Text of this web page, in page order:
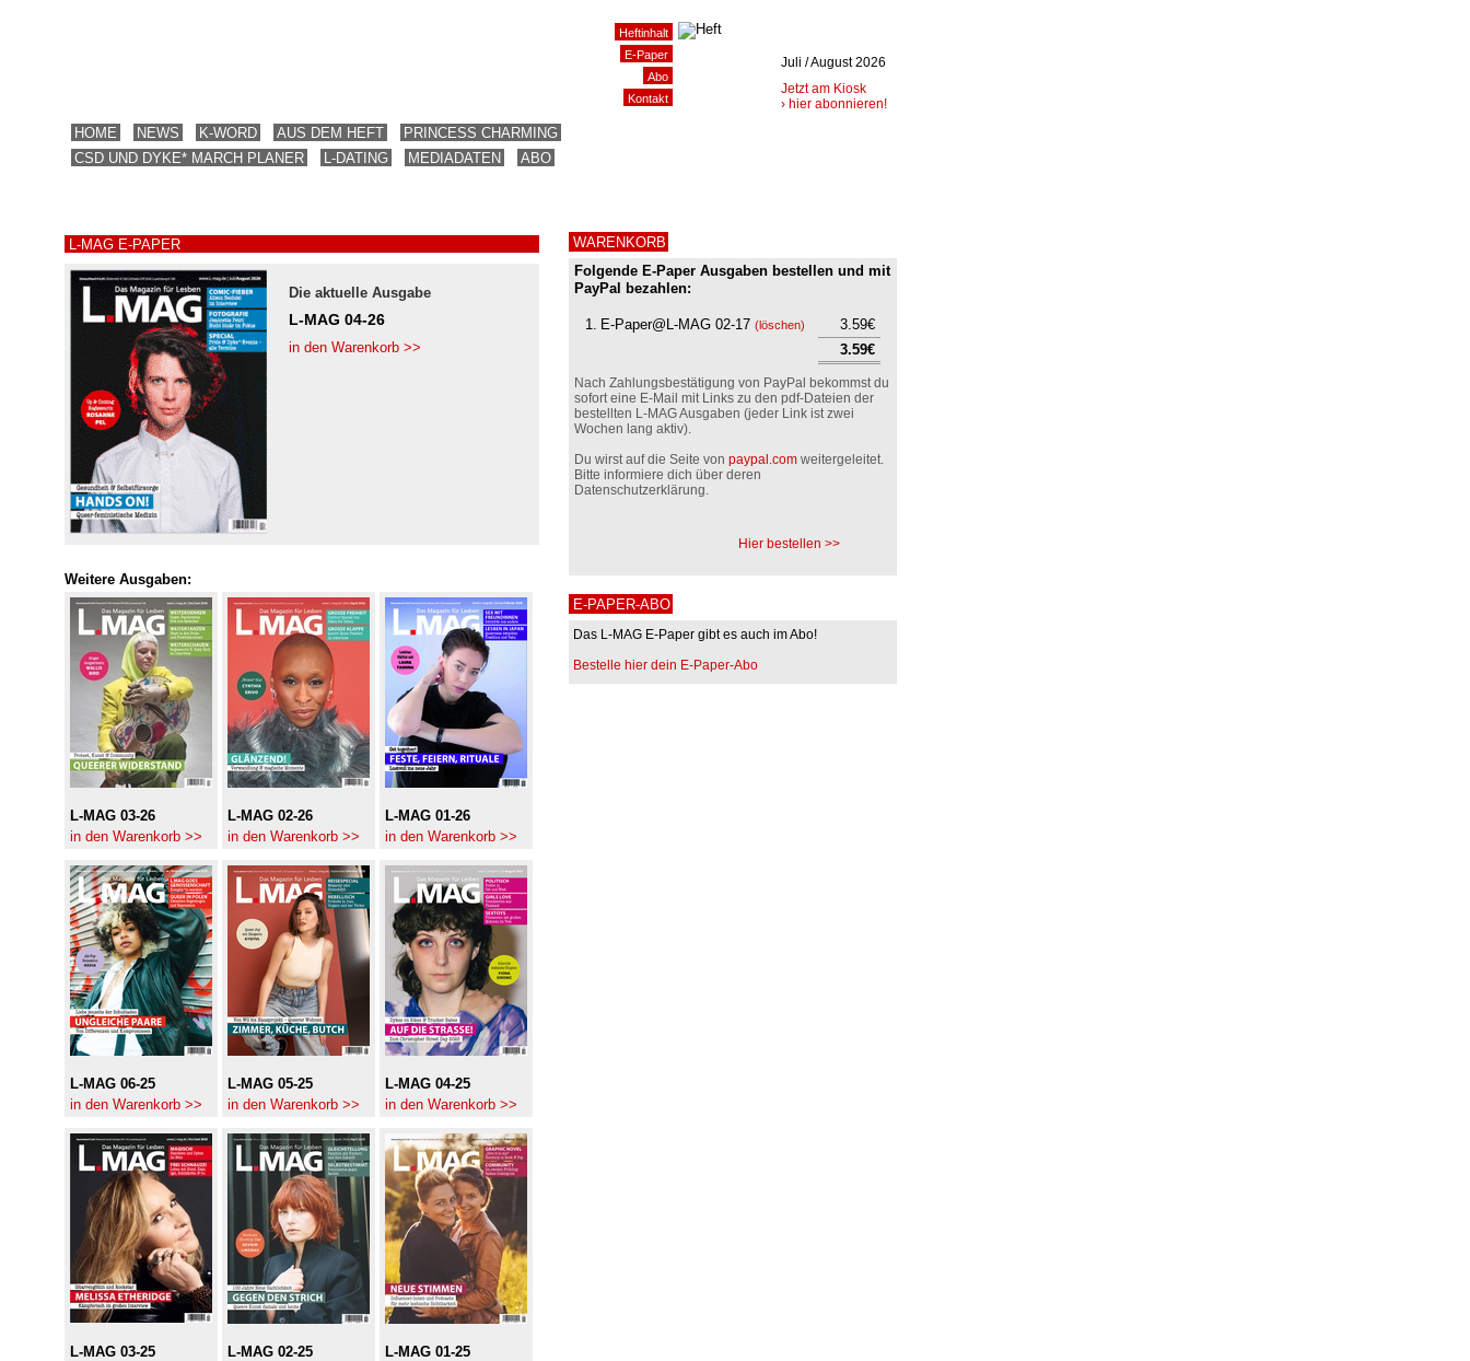
HOME NEWS K-WORD AUS DEM HEFT
PRINCESS CHARMING
CSD UND DYKE* MARCH PLANER
L-DATING MEDIADATEN ABO
L-MAG E-PAPER
Die aktuelle Ausgabe
L-MAG 04-26
in den Warenkorb >>
Weitere Ausgaben:
L-MAG 03-26
in den Warenkorb >>
L-MAG 02-26
in den Warenkorb >>
L-MAG 01-26
in den Warenkorb >>
L-MAG 06-25
in den Warenkorb >>
L-MAG 05-25
in den Warenkorb >>
L-MAG 04-25
in den Warenkorb >>
L-MAG 03-25
L-MAG 02-25
L-MAG 01-25
WARENKORB
Folgende E-Paper Ausgaben bestellen und mit
PayPal bezahlen:
1. E-Paper@L-MAG 02-17 (löschen)
3.59€
3.59€
Nach Zahlungsbestätigung von PayPal bekommst du
sofort eine E-Mail mit Links zu den pdf-Dateien der
bestellten L-MAG Ausgaben (jeder Link ist zwei
Wochen lang aktiv).
Du wirst auf die Seite von paypal.com weitergeleitet.
Bitte informiere dich über deren
Datenschutzerklärung.
Hier bestellen >>
E-PAPER-ABO
Das L-MAG E-Paper gibt es auch im Abo!
Bestelle hier dein E-Paper-Abo
Heftinhalt
E-Paper
Abo
Kontakt
Juli / August 2026
Jetzt am Kiosk
› hier abonnieren!